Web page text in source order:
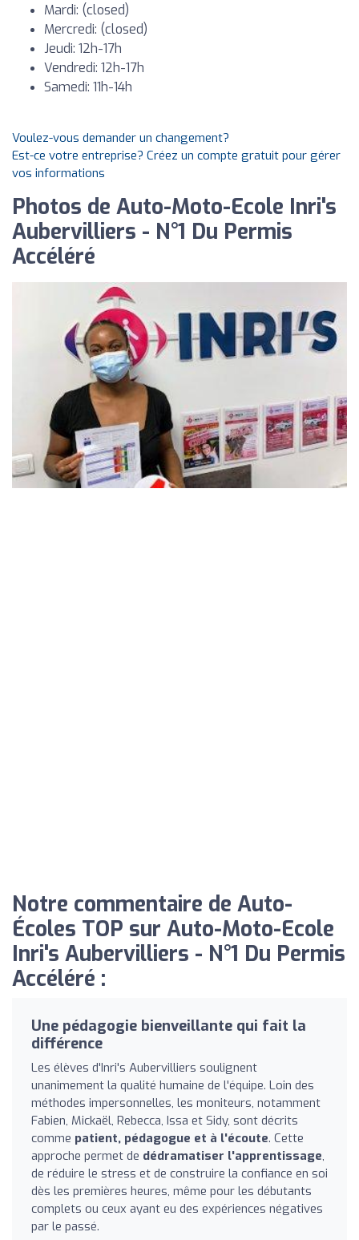
Mardi: (closed)
Mercredi: (closed)
Jeudi: 12h-17h
Vendredi: 12h-17h
Samedi: 11h-14h
Voulez-vous demander un changement?
Est-ce votre entreprise? Créez un compte gratuit pour gérer
vos informations
Photos de Auto-Moto-Ecole Inri's
Aubervilliers - N°1 Du Permis
Accéléré
Notre commentaire de Auto-
Écoles TOP sur Auto-Moto-Ecole
Inri's Aubervilliers - N°1 Du Permis
Accéléré :
Une pédagogie bienveillante qui fait la
différence
Les élèves d'Inri's Aubervilliers soulignent
unanimement la qualité humaine de l'équipe. Loin des
méthodes impersonnelles, les moniteurs, notamment
Fabien, Mickaël, Rebecca, Issa et Sidy, sont décrits
comme patient, pédagogue et à l'écoute. Cette
approche permet de dédramatiser l'apprentissage,
de réduire le stress et de construire la confiance en soi
dès les premières heures, même pour les débutants
complets ou ceux ayant eu des expériences négatives
par le passé.